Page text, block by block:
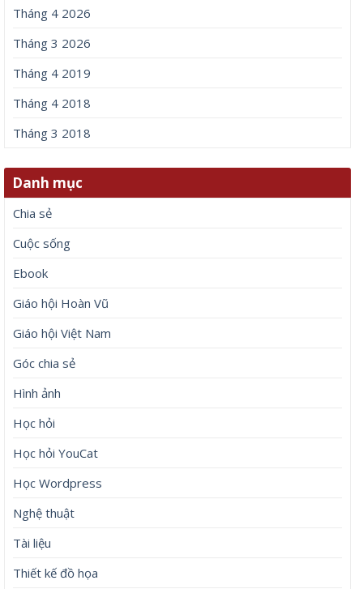
Tháng 4 2026
Tháng 3 2026
Tháng 4 2019
Tháng 4 2018
Tháng 3 2018
Danh mục
Chia sẻ
Cuộc sống
Ebook
Giáo hội Hoàn Vũ
Giáo hội Việt Nam
Góc chia sẻ
Hình ảnh
Học hỏi
Học hỏi YouCat
Học Wordpress
Nghệ thuật
Tài liệu
Thiết kế đồ họa